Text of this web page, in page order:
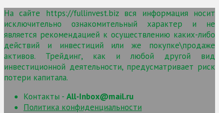
На сайте https://fullinvest.biz вся информация носит
исключительно ознакомительный характер и не
является рекомендацией к осуществлению каких-либо
действий и инвестиций или же покупке\продаже
активов. Трейдинг, как и любой другой вид
инвестиционной деятельности, предусматривает риск
потери капитала.
Контакты - All-Inbox@mail.ru
Политика конфиденциальности